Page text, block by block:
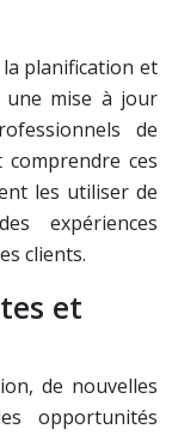
planification et
une mise à jour
de
comprendre ces
les utiliser de
expériences
clients.
et
de nouvelles
opportunités